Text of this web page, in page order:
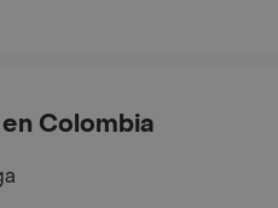
Colombia